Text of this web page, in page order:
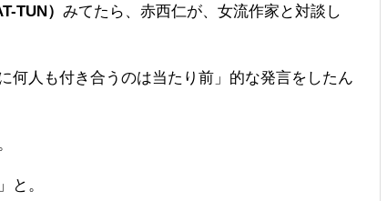
TUN） みてたら、赤西仁が、女流作家と対談し
何人も付き合うのは当たり前」的な発言をしたん
と。